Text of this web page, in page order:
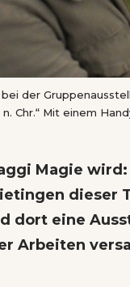
bei der
Chr.“ Mit einem
Magie
dieser
dort eine
Arbeiten